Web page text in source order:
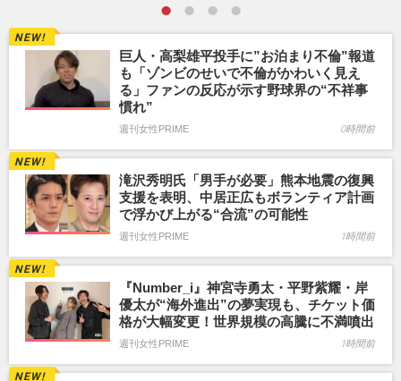
巨人・高梨雄平投手に”お泊まり不倫”報道
も「ゾンビのせいで不倫がかわいく見え
る」ファンの反応が示す野球界の“不祥事
慣れ”
週刊女性PRIME 0時間前
滝沢秀明氏「男手が必要」熊本地震の復興
支援を表明、中居正広もボランティア計画
で浮かび上がる“合流”の可能性
週刊女性PRIME 1時間前
『Number_i』神宮寺勇太・平野紫耀・岸
優太が“海外進出”の夢実現も、チケット価
格が大幅変更！世界規模の高騰に不満噴出
週刊女性PRIME 1時間前